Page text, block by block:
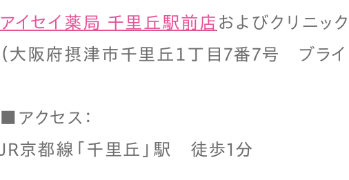
アイセイ薬局 千里丘駅前店 およびクリニッ
（大阪府摂津市千里丘１丁目7番7号 ブライ
■アクセス：
JR京都線「千里丘」駅 徒歩1分